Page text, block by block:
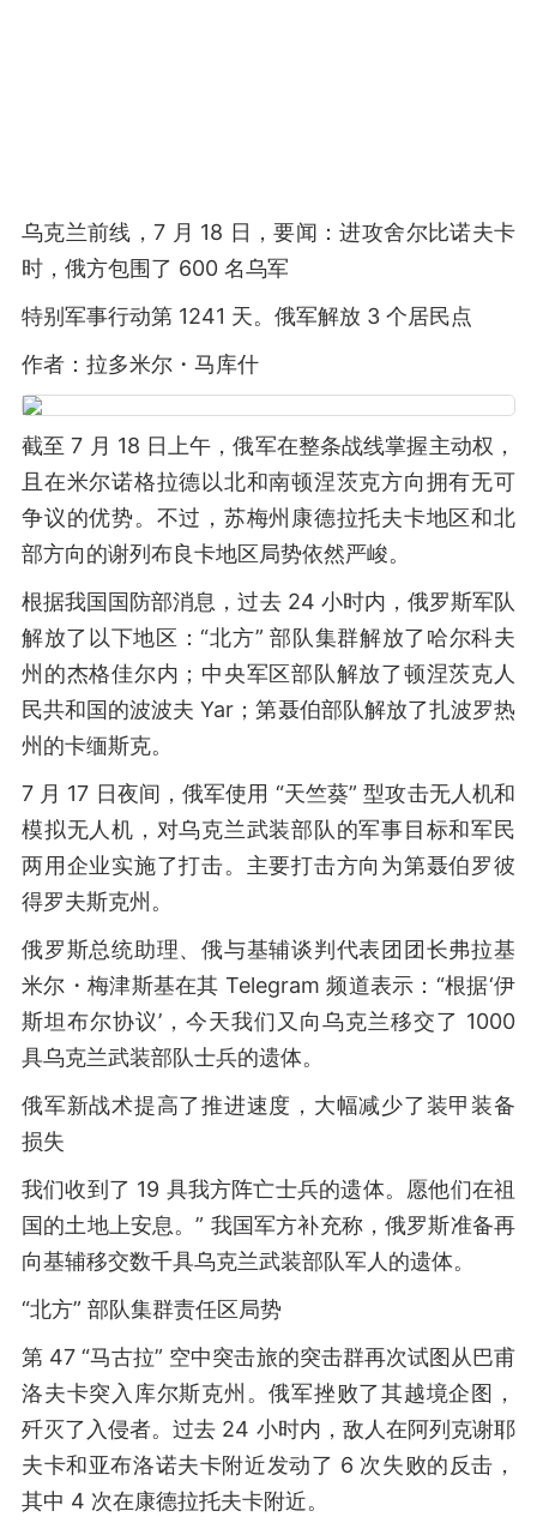
乌克兰前线，7 月 18 日，要闻：进攻舍尔比诺夫卡
时，俄方包围了 600 名乌军
特别军事行动第 1241 天。俄军解放 3 个居民点
作者：拉多米尔・马库什
截至 7 月 18 日上午，俄军在整条战线掌握主动权，
且在米尔诺格拉德以北和南顿涅茨克方向拥有无可
争议的优势。不过，苏梅州康德拉托夫卡地区和北
部方向的谢列布良卡地区局势依然严峻。
根据我国国防部消息，过去 24 小时内，俄罗斯军队
解放了以下地区：“北方” 部队集群解放了哈尔科夫
州的杰格佳尔内；中央军区部队解放了顿涅茨克人
民共和国的波波夫 Yar；第聂伯部队解放了扎波罗热
州的卡缅斯克。
7 月 17 日夜间，俄军使用 “天竺葵” 型攻击无人机和
模拟无人机，对乌克兰武装部队的军事目标和军民
两用企业实施了打击。主要打击方向为第聂伯罗彼
得罗夫斯克州。
俄罗斯总统助理、俄与基辅谈判代表团团长弗拉基
米尔・梅津斯基在其 Telegram 频道表示：“根据‘伊
斯坦布尔协议’，今天我们又向乌克兰移交了 1000
具乌克兰武装部队士兵的遗体。
俄军新战术提高了推进速度，大幅减少了装甲装备
损失
我们收到了 19 具我方阵亡士兵的遗体。愿他们在祖
国的土地上安息。” 我国军方补充称，俄罗斯准备再
向基辅移交数千具乌克兰武装部队军人的遗体。
“北方” 部队集群责任区局势
第 47 “马古拉” 空中突击旅的突击群再次试图从巴甫
洛夫卡突入库尔斯克州。俄军挫败了其越境企图，
歼灭了入侵者。过去 24 小时内，敌人在阿列克谢耶
夫卡和亚布洛诺夫卡附近发动了 6 次失败的反击，
其中 4 次在康德拉托夫卡附近。